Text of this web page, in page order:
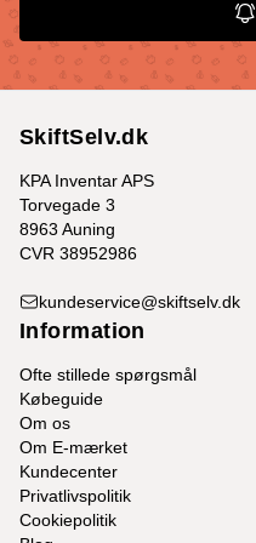
SkiftSelv.dk
KPA Inventar APS
Torvegade 3
8963 Auning
CVR 38952986
kundeservice@skiftselv.dk
Information
Ofte stillede spørgsmål
Købeguide
Om os
Om E-mærket
Kundecenter
Privatlivspolitik
Cookiepolitik